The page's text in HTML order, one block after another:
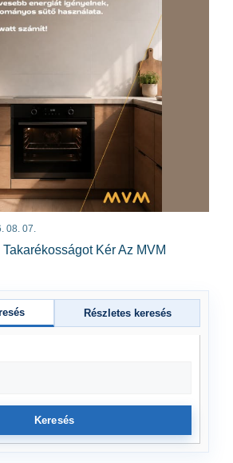
08. 07.
Kér Az MVM
Részletes keresés
Keresés